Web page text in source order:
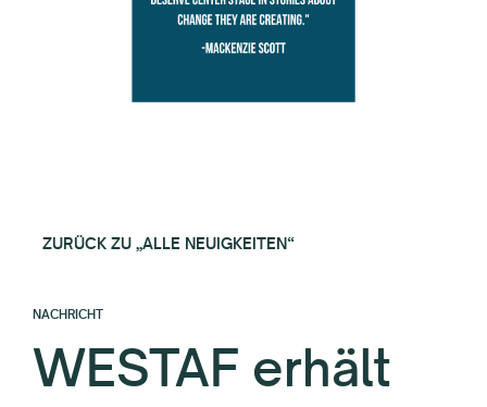
ZURÜCK ZU „ALLE NEUIGKEITEN“
NACHRICHT
WESTAF erhält